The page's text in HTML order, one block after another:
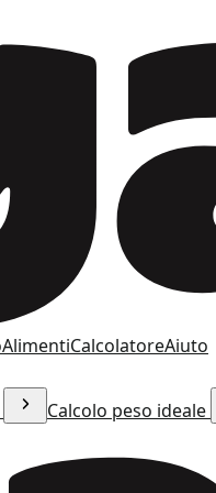
AlimentiCalcolatoreAiuto
Calcolo peso ideale